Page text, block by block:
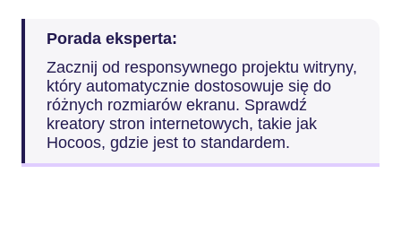
Porada eksperta:
Zacznij od responsywnego projektu witryny,
który automatycznie dostosowuje się do
różnych rozmiarów ekranu. Sprawdź
kreatory stron internetowych, takie jak
Hocoos, gdzie jest to standardem.